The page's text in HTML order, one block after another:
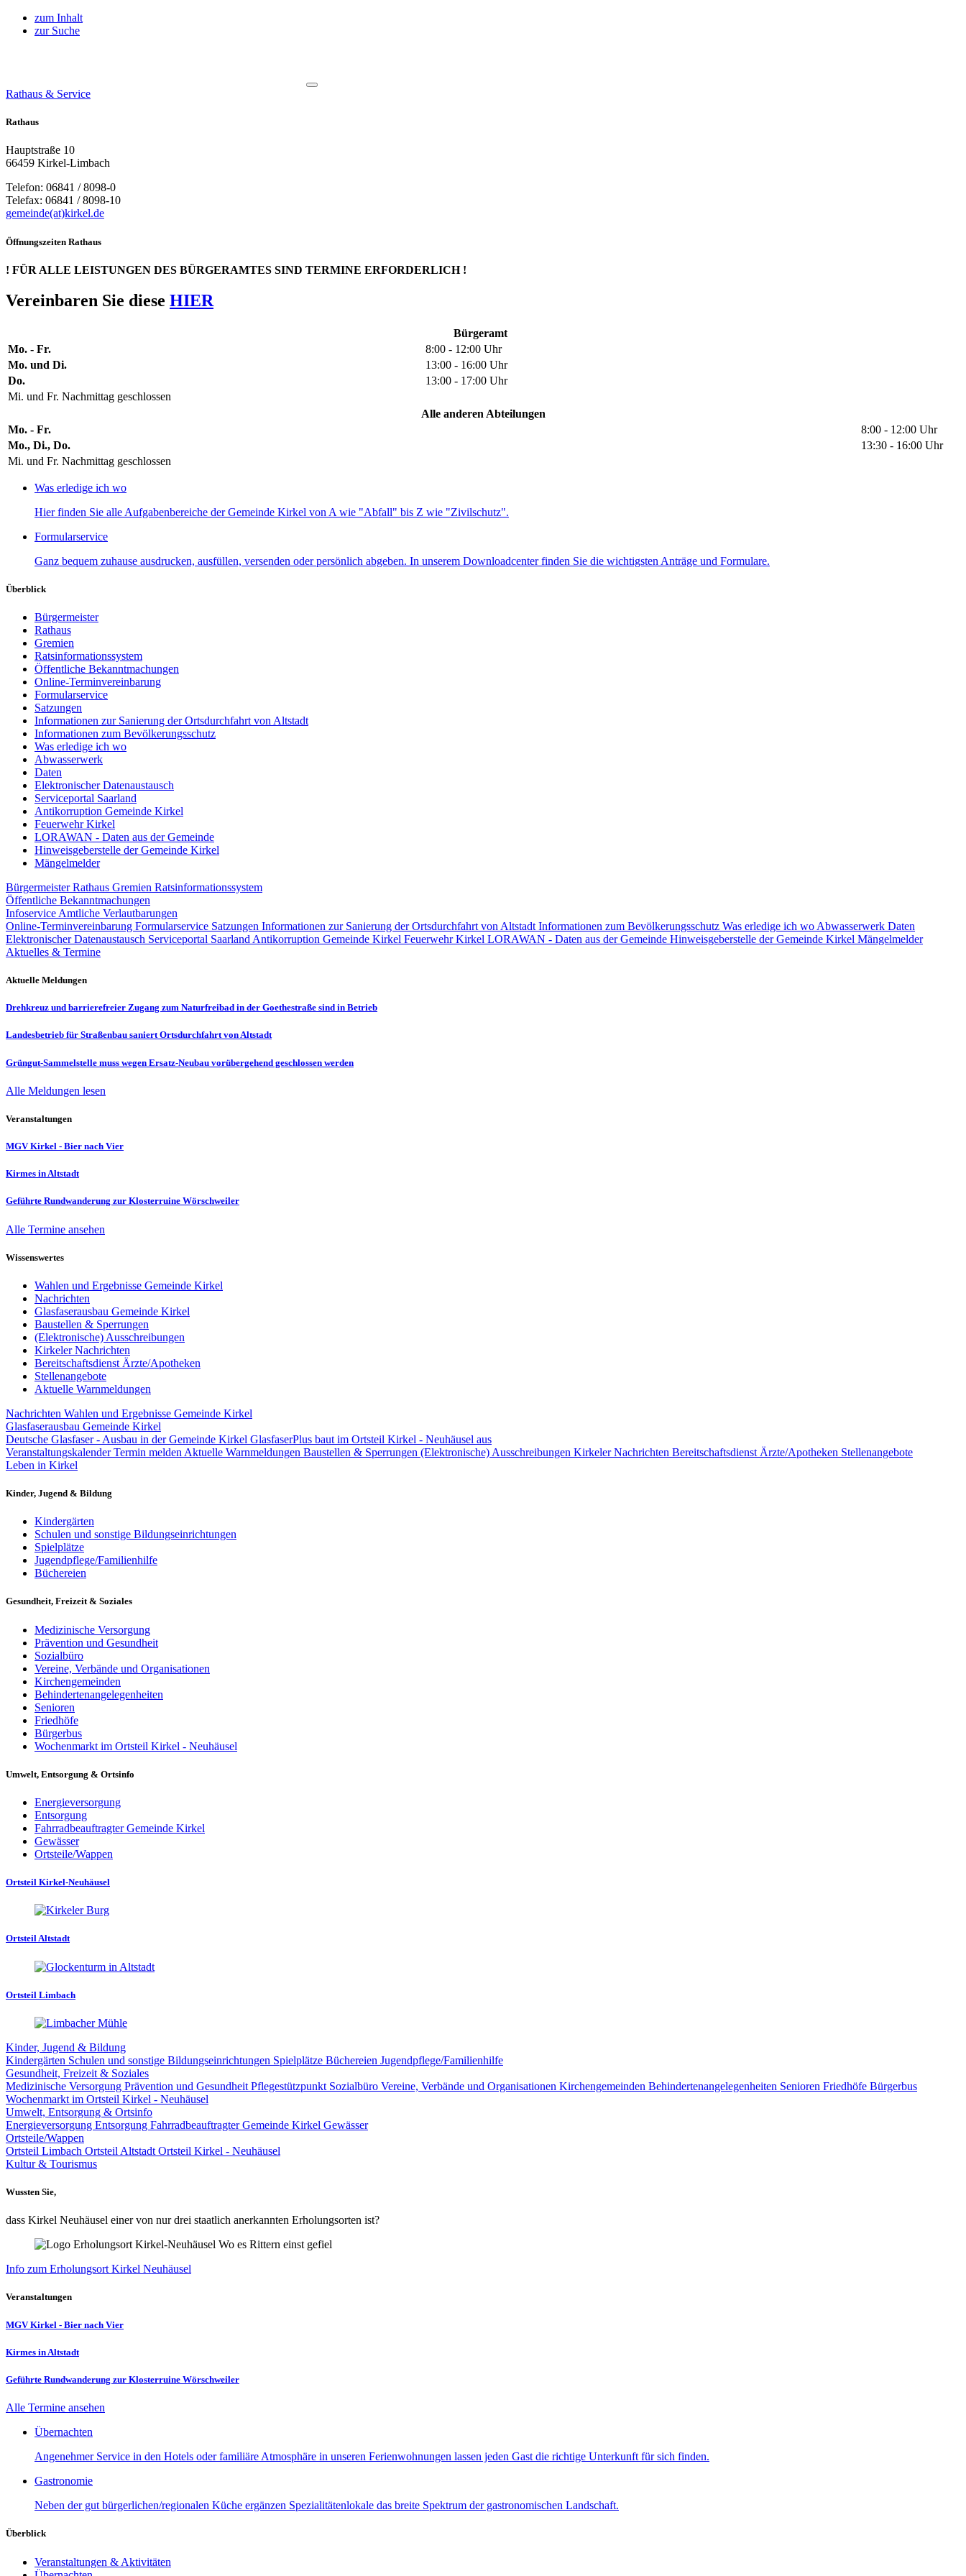
zum Inhalt
zur Suche
Rathaus & Service
Rathaus
Hauptstraße 10
66459 Kirkel-Limbach
Telefon: 06841 / 8098-0
Telefax: 06841 / 8098-10
gemeinde(at)kirkel.de
Öffnungszeiten Rathaus
! FÜR ALLE LEISTUNGEN DES BÜRGERAMTES SIND TERMINE ERFORDERLICH !
Vereinbaren Sie diese HIER
Bürgeramt
Mo. - Fr.
8:00 - 12:00 Uhr
Mo. und Di.
13:00 - 16:00 Uhr
Do.
13:00 - 17:00 Uhr
Mi. und Fr. Nachmittag geschlossen
Alle anderen Abteilungen
Mo. - Fr.
8:00 - 12:00 Uhr
Mo., Di., Do.
13:30 - 16:00 Uhr
Mi. und Fr. Nachmittag geschlossen
Was erledige ich wo
Hier finden Sie alle Aufgabenbereiche der Gemeinde Kirkel von A wie "Abfall" bis Z wie "Zivilschutz".
Formularservice
Ganz bequem zuhause ausdrucken, ausfüllen, versenden oder persönlich abgeben. In unserem Downloadcenter finden Sie die wichtigsten Anträge und Formulare.
Überblick
Bürgermeister
Rathaus
Gremien
Ratsinformationssystem
Öffentliche Bekanntmachungen
Online-Terminvereinbarung
Formularservice
Satzungen
Informationen zur Sanierung der Ortsdurchfahrt von Altstadt
Informationen zum Bevölkerungsschutz
Was erledige ich wo
Abwasserwerk
Daten
Elektronischer Datenaustausch
Serviceportal Saarland
Antikorruption Gemeinde Kirkel
Feuerwehr Kirkel
LORAWAN - Daten aus der Gemeinde
Hinweisgeberstelle der Gemeinde Kirkel
Mängelmelder
BürgermeisterRathaus Gremien Ratsinformationssystem
Öffentliche Bekanntmachungen
Infoservice Amtliche Verlautbarungen
Online-Terminvereinbarung Formularservice Satzungen Informationen zur Sanierung der Ortsdurchfahrt von Altstadt Informationen zum Bevölkerungsschutz Was erledige ich wo Abwasserwerk Daten
Elektronischer Datenaustausch Serviceportal Saarland Antikorruption Gemeinde Kirkel Feuerwehr Kirkel LORAWAN - Daten aus der Gemeinde Hinweisgeberstelle der Gemeinde Kirkel Mängelmelder
Aktuelles & Termine
Aktuelle Meldungen
Drehkreuz und barrierefreier Zugang zum Naturfreibad in der Goethestraße sind in Betrieb
Landesbetrieb für Straßenbau saniert Ortsdurchfahrt von Altstadt
Grüngut-Sammelstelle muss wegen Ersatz-Neubau vorübergehend geschlossen werden
Alle Meldungen lesen
Veranstaltungen
MGV Kirkel - Bier nach Vier
Kirmes in Altstadt
Geführte Rundwanderung zur Klosterruine Wörschweiler
Alle Termine ansehen
Wissenswertes
Wahlen und Ergebnisse Gemeinde Kirkel
Nachrichten
Glasfaserausbau Gemeinde Kirkel
Baustellen & Sperrungen
(Elektronische) Ausschreibungen
Kirkeler Nachrichten
Bereitschaftsdienst Ärzte/Apotheken
Stellenangebote
Aktuelle Warnmeldungen
Nachrichten Wahlen und Ergebnisse Gemeinde Kirkel
Glasfaserausbau Gemeinde Kirkel
Deutsche Glasfaser - Ausbau in der Gemeinde Kirkel GlasfaserPlus baut im Ortsteil Kirkel - Neuhäusel aus
VeranstaltungskalenderTermin melden Aktuelle Warnmeldungen Baustellen & Sperrungen (Elektronische) Ausschreibungen Kirkeler Nachrichten Bereitschaftsdienst Ärzte/Apotheken Stellenangebote
Leben in Kirkel
Kinder, Jugend & Bildung
Kindergärten
Schulen und sonstige Bildungseinrichtungen
Spielplätze
Jugendpflege/Familienhilfe
Büchereien
Gesundheit, Freizeit & Soziales
Medizinische Versorgung
Prävention und Gesundheit
Sozialbüro
Vereine, Verbände und Organisationen
Kirchengemeinden
Behindertenangelegenheiten
Senioren
Friedhöfe
Bürgerbus
Wochenmarkt im Ortsteil Kirkel - Neuhäusel
Umwelt, Entsorgung & Ortsinfo
Energieversorgung
Entsorgung
Fahrradbeauftragter Gemeinde Kirkel
Gewässer
Ortsteile/Wappen
Ortsteil Kirkel-Neuhäusel
Ortsteil Altstadt
Ortsteil Limbach
Kinder, Jugend & Bildung
Kindergärten Schulen und sonstige Bildungseinrichtungen Spielplätze Büchereien Jugendpflege/Familienhilfe
Gesundheit, Freizeit & Soziales
Medizinische Versorgung Prävention und Gesundheit Pflegestützpunkt Sozialbüro Vereine, Verbände und Organisationen Kirchengemeinden Behindertenangelegenheiten Senioren Friedhöfe Bürgerbus
Wochenmarkt im Ortsteil Kirkel - Neuhäusel
Umwelt, Entsorgung & Ortsinfo
Energieversorgung Entsorgung Fahrradbeauftragter Gemeinde Kirkel Gewässer
Ortsteile/Wappen
Ortsteil Limbach Ortsteil Altstadt Ortsteil Kirkel - Neuhäusel
Kultur & Tourismus
Wussten Sie,
dass Kirkel Neuhäusel einer von nur drei staatlich anerkannten Erholungsorten ist?
Info zum Erholungsort Kirkel Neuhäusel
Veranstaltungen
MGV Kirkel - Bier nach Vier
Kirmes in Altstadt
Geführte Rundwanderung zur Klosterruine Wörschweiler
Alle Termine ansehen
Übernachten
Angenehmer Service in den Hotels oder familiäre Atmosphäre in unseren Ferienwohnungen lassen jeden Gast die richtige Unterkunft für sich finden.
Gastronomie
Neben der gut bürgerlichen/regionalen Küche ergänzen Spezialitätenlokale das breite Spektrum der gastronomischen Landschaft.
Überblick
Veranstaltungen & Aktivitäten